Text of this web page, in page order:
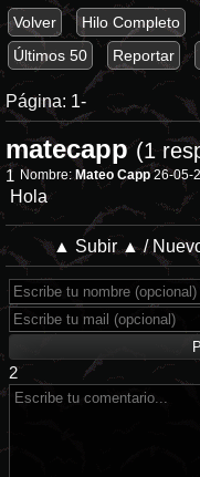
Volver Hilo Completo
Últimos 50
Reportar
Página: 1-
matecapp (1
1 Nombre: Mateo Capp 26-05-
Hola
▲ Subir ▲ /
2